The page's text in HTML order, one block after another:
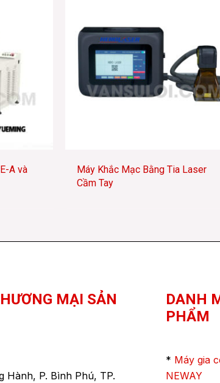
A và
Máy Khắc Mạc Bằng Tia Laser
Cầm Tay
MẠI SẢN
Hành, P. Bình Phú, TP.
YouTube
TikTok
DANH
PHẨM
* Máy gia
NEWAY